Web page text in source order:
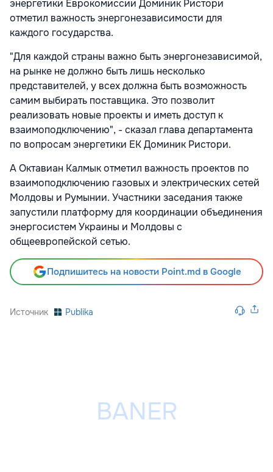
энергетики Еврокомиссии Доминик Ристори
отметил важность энергонезависимости для
каждого государства.
"Для каждой страны важно быть энергонезависимой,
на рынке не должно быть лишь несколько
представителей, у всех должна быть возможность
самим выбирать поставщика. Это позволит
реализовать новые проекты и иметь доступ к
взаимоподключению", - сказал глава департамента
по вопросам энергетики ЕК Доминик Ристори.
А Октавиан Калмык отметил важность проектов по
взаимоподключению газовых и электрических сетей
Молдовы и Румынии. Участники заседания также
запустили платформу для координации объединения
энергосистем Украины и Молдовы с
общеевропейской сетью.
Подпишитесь на новости Point.md в Google
Источник Publika